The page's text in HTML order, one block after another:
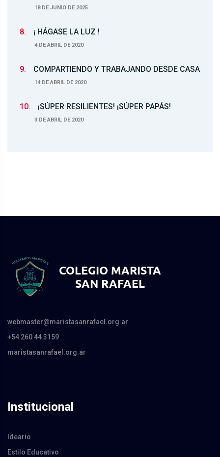
18 DE JUNIO DE 2025
8. ¡ HÁGASE LA LUZ !
4 DE ABRIL DE 2020
9. COMPARTIENDO Y TRABAJANDO DESDE CASA
14 DE ABRIL DE 2020
10. ¡SÚPER RESILIENTES! ¡SÚPER PAPÁS!
3 DE ABRIL DE 2020
webmaster@maristasanrafael.org.ar
+54 260 44 3159
maristasanrafael.org.ar
Institucional
Ideario
Estilo Educativo